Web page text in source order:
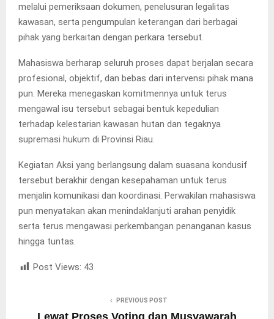
melalui pemeriksaan dokumen, penelusuran legalitas
kawasan, serta pengumpulan keterangan dari berbagai
pihak yang berkaitan dengan perkara tersebut.
Mahasiswa berharap seluruh proses dapat berjalan secara
profesional, objektif, dan bebas dari intervensi pihak mana
pun. Mereka menegaskan komitmennya untuk terus
mengawal isu tersebut sebagai bentuk kepedulian
terhadap kelestarian kawasan hutan dan tegaknya
supremasi hukum di Provinsi Riau.
Kegiatan Aksi yang berlangsung dalam suasana kondusif
tersebut berakhir dengan kesepahaman untuk terus
menjalin komunikasi dan koordinasi. Perwakilan mahasiswa
pun menyatakan akan menindaklanjuti arahan penyidik
serta terus mengawasi perkembangan penanganan kasus
hingga tuntas.
Post Views: 43
PREVIOUS POST
Lewat Proses Voting dan Musyawarah